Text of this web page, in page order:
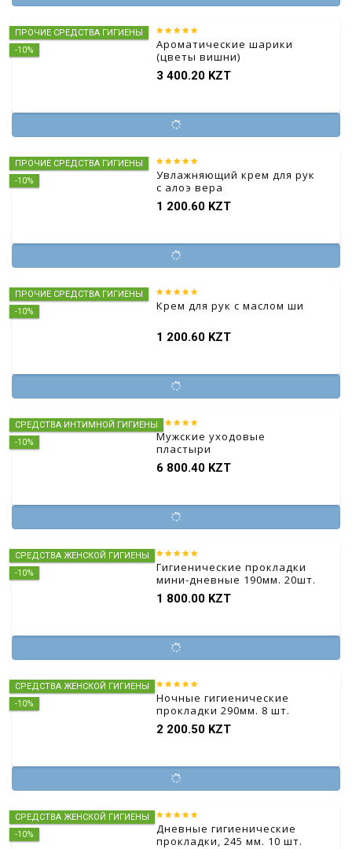
ПРОЧИЕ СРЕДСТВА ГИГИЕНЫ
-10%
Ароматические шарики
(цветы вишни)
3 400.20 KZT
ПРОЧИЕ СРЕДСТВА ГИГИЕНЫ
-10%
Увлажняющий крем для рук
с алоэ вера
1 200.60 KZT
ПРОЧИЕ СРЕДСТВА ГИГИЕНЫ
-10%
Крем для рук с маслом ши
1 200.60 KZT
СРЕДСТВА ИНТИМНОЙ ГИГИЕНЫ
-10%
Мужские уходовые
пластыри
6 800.40 KZT
СРЕДСТВА ЖЕНСКОЙ ГИГИЕНЫ
-10%
Гигиенические прокладки
мини-дневные 190мм. 20шт.
1 800.00 KZT
СРЕДСТВА ЖЕНСКОЙ ГИГИЕНЫ
-10%
Ночные гигиенические
прокладки 290мм. 8 шт.
2 200.50 KZT
СРЕДСТВА ЖЕНСКОЙ ГИГИЕНЫ
-10%
Дневные гигиенические
прокладки, 245 мм. 10 шт.